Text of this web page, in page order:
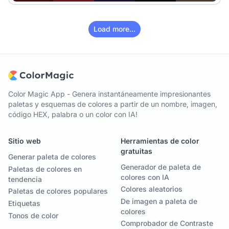
Load more...
Color Magic App - Genera instantáneamente impresionantes
paletas y esquemas de colores a partir de un nombre, imagen,
código HEX, palabra o un color con IA!
Sitio web
Generar paleta de colores
Paletas de colores en
tendencia
Paletas de colores populares
Etiquetas
Tonos de color
Herramientas de color
gratuitas
Generador de paleta de
colores con IA
Colores aleatorios
De imagen a paleta de
colores
Comprobador de Contraste